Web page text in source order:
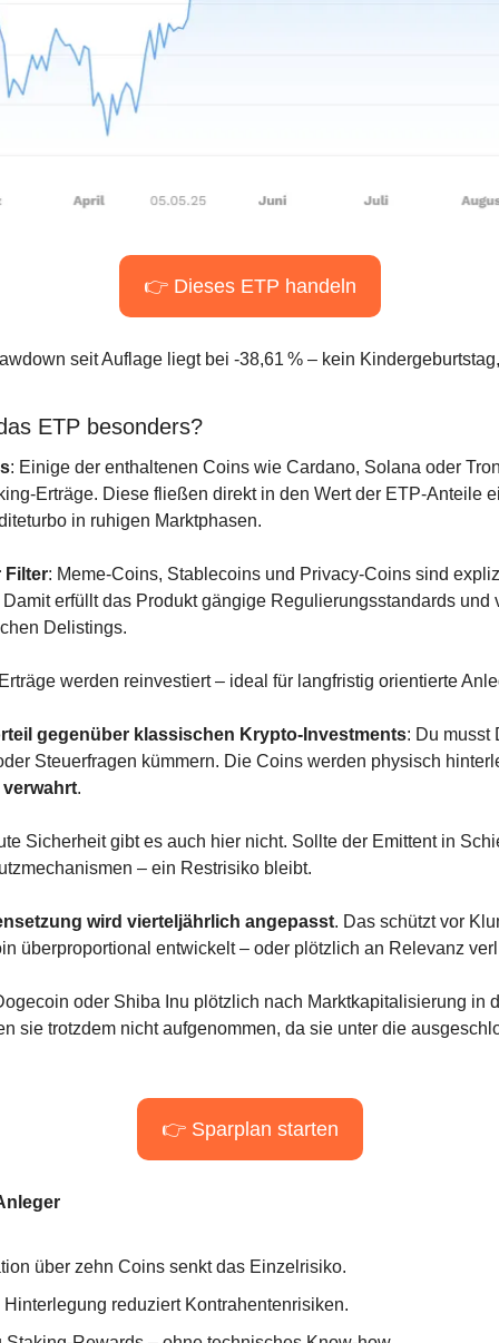
👉 Dieses ETP handeln
seit Auflage liegt bei -38,61 % – kein
ETP besonders?
: Einige der enthaltenen Coins wie Cardano, Solana oder
Erträge. Diese fließen direkt in den Wert der ETP-Anteile
in ruhigen Marktphasen.
Filter: Meme-Coins, Stablecoins und Privacy-Coins sind
erfüllt das Produkt gängige Regulierungsstandards und
Delistings.
werden reinvestiert – ideal für langfristig orientierte
gegenüber klassischen Krypto-Investments: Du musst
.
Sicherheit gibt es auch hier nicht. Sollte der Emittent in
– ein Restrisiko bleibt.
wird vierteljährlich angepasst. Das schützt vor
überproportional entwickelt – oder plötzlich an Relevanz
oder Shiba Inu plötzlich nach Marktkapitalisierung in
sie trotzdem nicht aufgenommen, da sie unter die
👉 Sparplan starten
über zehn Coins senkt das Einzelrisiko.
reduziert Kontrahentenrisiken.